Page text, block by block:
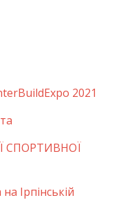
2021
СПОРТИВНОЇ
Ірпінській